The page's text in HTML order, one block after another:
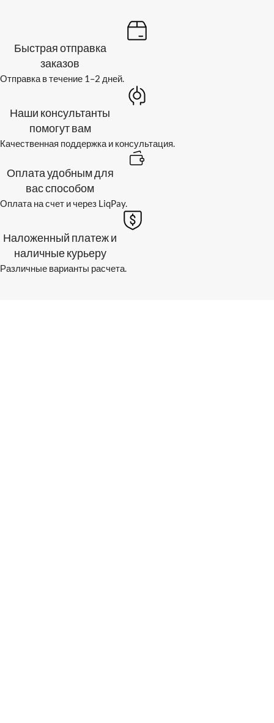
Быстрая отправка
заказов
Отправка в течение 1–2 дней.
Наши консультанты
помогут вам
Качественная поддержка и консультация.
Оплата удобным для
вас способом
Оплата на счет и через LiqPay.
Наложенный платеж и
наличные курьеру
Различные варианты расчета.